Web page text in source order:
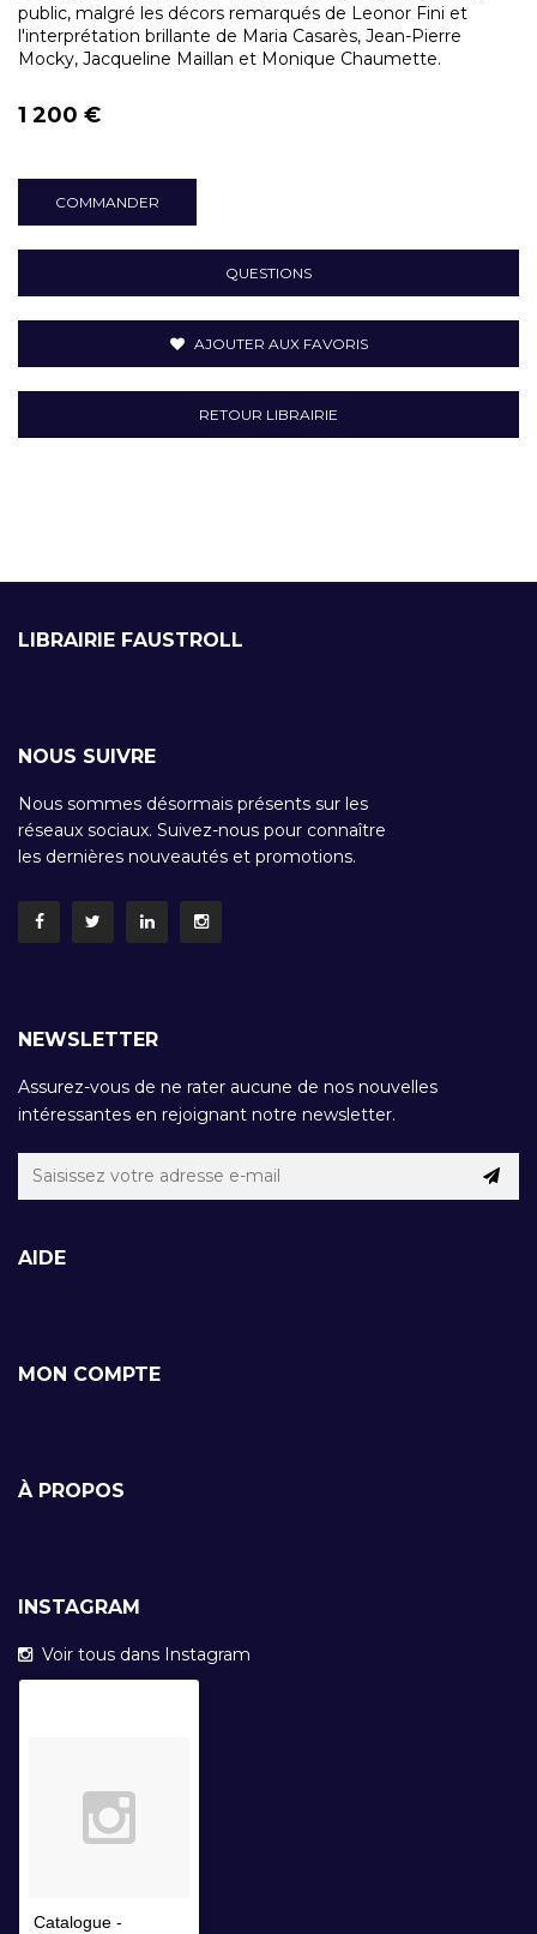
public, malgré les décors remarqués de Leonor Fini et
l'interprétation brillante de Maria Casarès, Jean-Pierre
Mocky, Jacqueline Maillan et Monique Chaumette.
1 200 €
COMMANDER
QUESTIONS
AJOUTER AUX FAVORIS
RETOUR LIBRAIRIE
LIBRAIRIE FAUSTROLL
NOUS SUIVRE
Nous sommes désormais présents sur les
réseaux sociaux. Suivez-nous pour connaître
les dernières nouveautés et promotions.
NEWSLETTER
Assurez-vous de ne rater aucune de nos nouvelles
intéressantes en rejoignant notre newsletter.
AIDE
MON COMPTE
À PROPOS
INSTAGRAM
Voir tous dans Instagram
Catalogue -